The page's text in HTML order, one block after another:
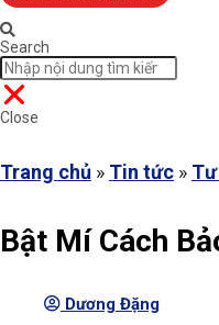
Search
Close
Trang chủ » Tin tức »
Bật Mí Cách
Dương Đặng